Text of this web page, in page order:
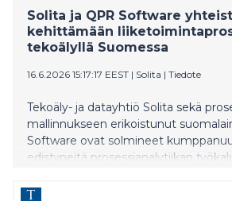
Solita ja QPR Software
kehittämään
tekoälyllä Suomessa
16.6.2026 15:17:17 EEST | Solita | Tiedote
Tekoäly- ja datayhtiö Solita sekä
mallinnukseen erikoistunut
Software ovat solmineet
edistyneitä prosessianalytiikan
ja Pohjoismaissa.